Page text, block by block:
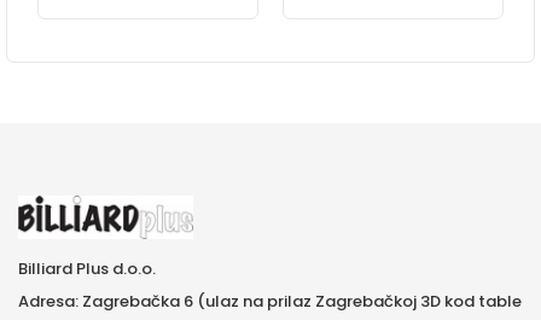
Billiard Plus d.o.o.
Adresa: Zagrebačka 6 (ulaz na prilaz Zagrebačkoj 3D kod table